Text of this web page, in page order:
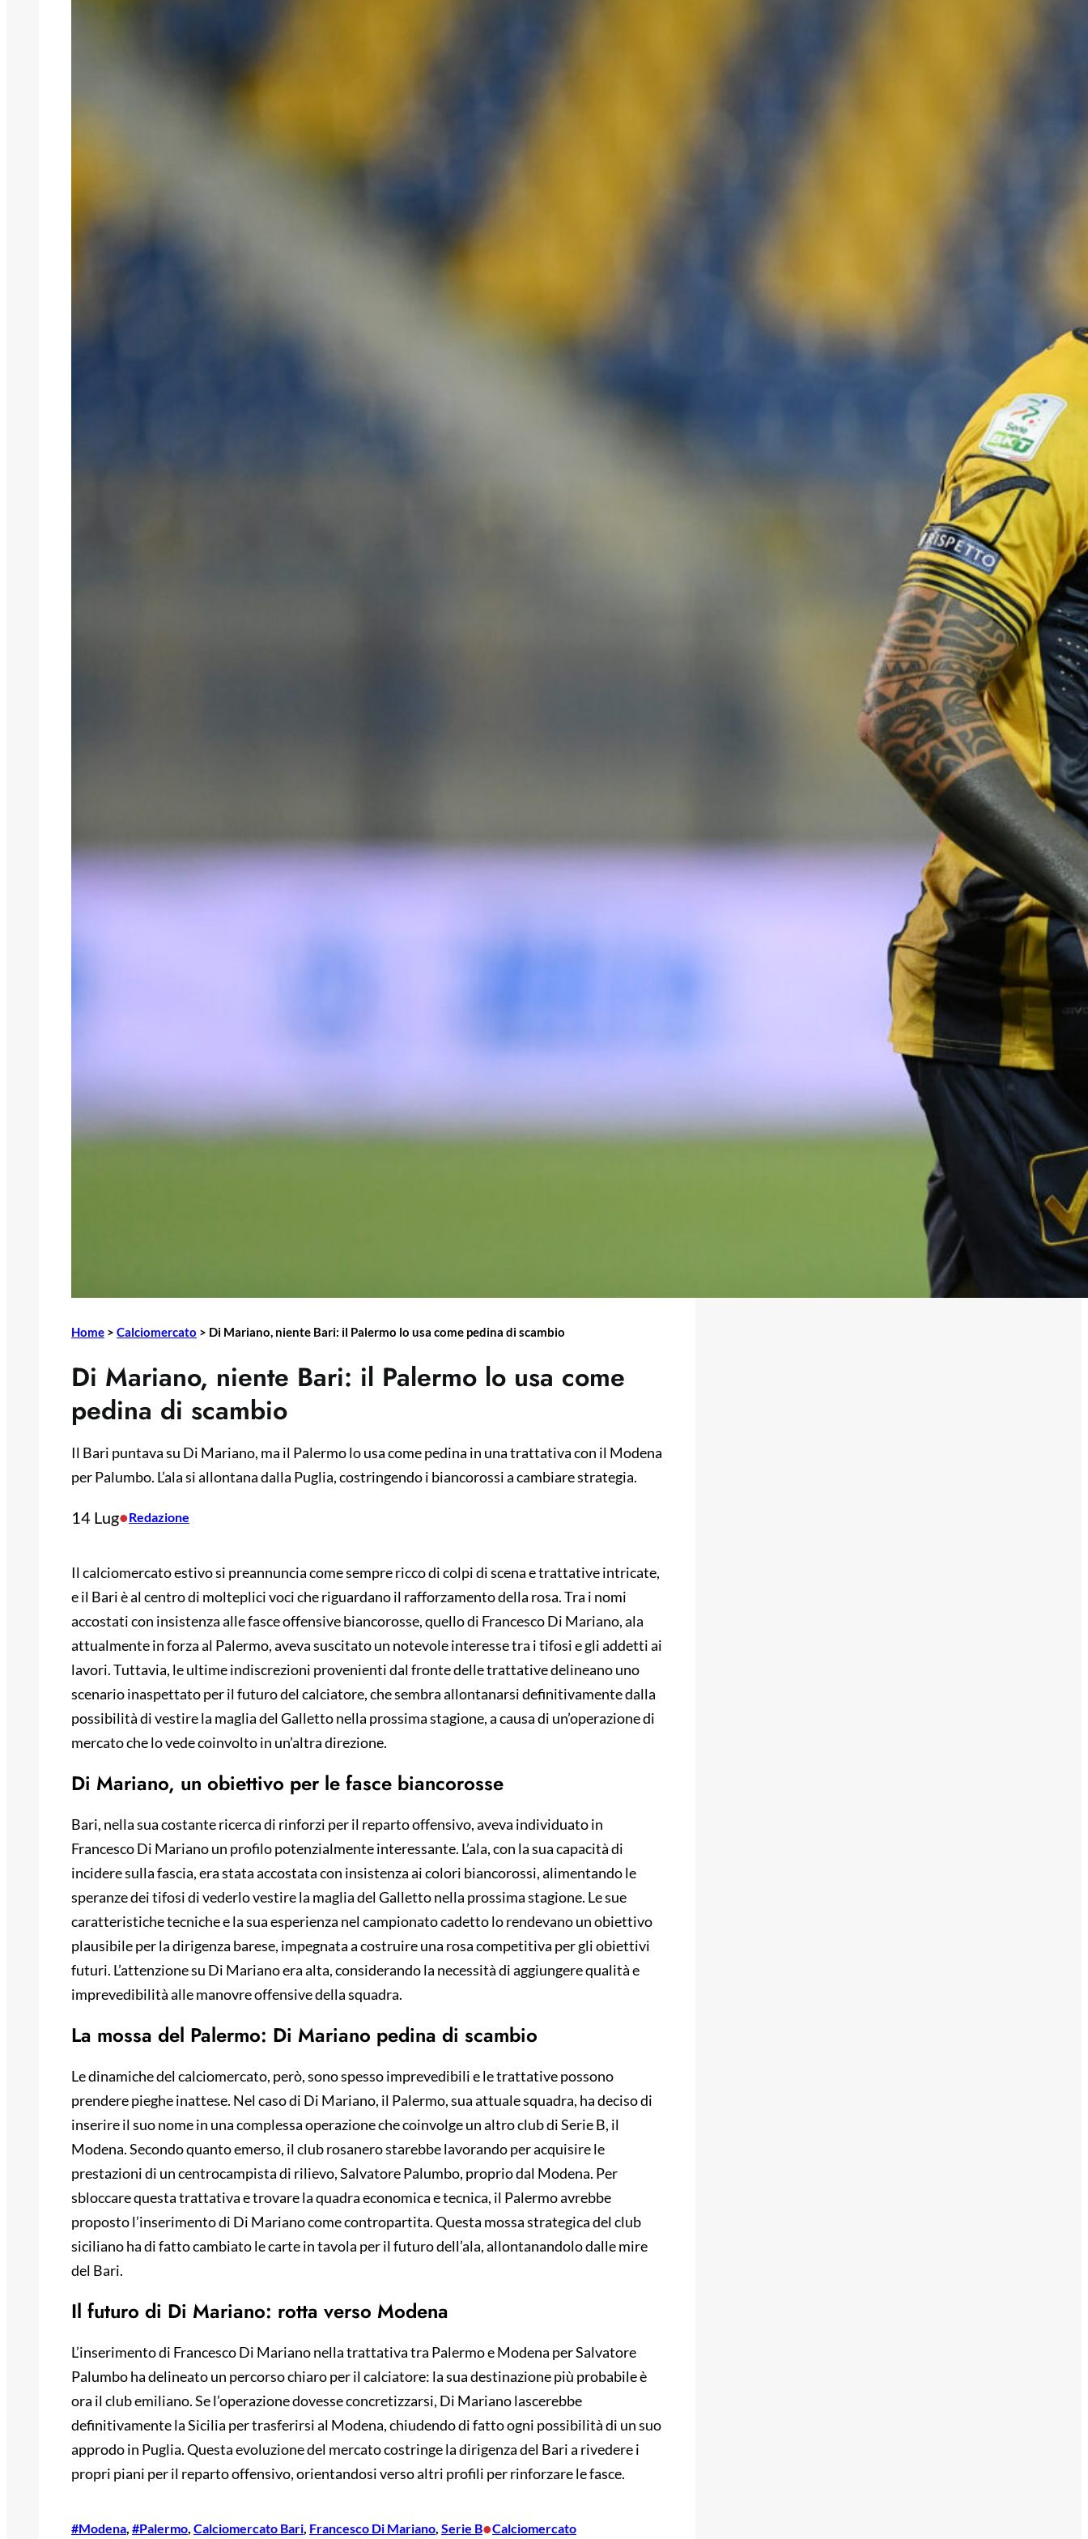
Home > Calciomercato > Di Mariano, niente Bari: il Palermo lo usa come pedina di scambio
Di Mariano, niente Bari: il Palermo lo usa come
pedina di scambio
Il Bari puntava su Di Mariano, ma il Palermo lo usa come pedina in una trattativa con il Modena
per Palumbo. L’ala si allontana dalla Puglia, costringendo i biancorossi a cambiare strategia.
14 Lug•Redazione
Il calciomercato estivo si preannuncia come sempre ricco di colpi di scena e trattative intricate,
e il Bari è al centro di molteplici voci che riguardano il rafforzamento della rosa. Tra i nomi
accostati con insistenza alle fasce offensive biancorosse, quello di Francesco Di Mariano, ala
attualmente in forza al Palermo, aveva suscitato un notevole interesse tra i tifosi e gli addetti ai
lavori. Tuttavia, le ultime indiscrezioni provenienti dal fronte delle trattative delineano uno
scenario inaspettato per il futuro del calciatore, che sembra allontanarsi definitivamente dalla
possibilità di vestire la maglia del Galletto nella prossima stagione, a causa di un’operazione di
mercato che lo vede coinvolto in un’altra direzione.
Di Mariano, un obiettivo per le fasce biancorosse
Bari, nella sua costante ricerca di rinforzi per il reparto offensivo, aveva individuato in
Francesco Di Mariano un profilo potenzialmente interessante. L’ala, con la sua capacità di
incidere sulla fascia, era stata accostata con insistenza ai colori biancorossi, alimentando le
speranze dei tifosi di vederlo vestire la maglia del Galletto nella prossima stagione. Le sue
caratteristiche tecniche e la sua esperienza nel campionato cadetto lo rendevano un obiettivo
plausibile per la dirigenza barese, impegnata a costruire una rosa competitiva per gli obiettivi
futuri. L’attenzione su Di Mariano era alta, considerando la necessità di aggiungere qualità e
imprevedibilità alle manovre offensive della squadra.
La mossa del Palermo: Di Mariano pedina di scambio
Le dinamiche del calciomercato, però, sono spesso imprevedibili e le trattative possono
prendere pieghe inattese. Nel caso di Di Mariano, il Palermo, sua attuale squadra, ha deciso di
inserire il suo nome in una complessa operazione che coinvolge un altro club di Serie B, il
Modena. Secondo quanto emerso, il club rosanero starebbe lavorando per acquisire le
prestazioni di un centrocampista di rilievo, Salvatore Palumbo, proprio dal Modena. Per
sbloccare questa trattativa e trovare la quadra economica e tecnica, il Palermo avrebbe
proposto l’inserimento di Di Mariano come contropartita. Questa mossa strategica del club
siciliano ha di fatto cambiato le carte in tavola per il futuro dell’ala, allontanandolo dalle mire
del Bari.
Il futuro di Di Mariano: rotta verso Modena
L’inserimento di Francesco Di Mariano nella trattativa tra Palermo e Modena per Salvatore
Palumbo ha delineato un percorso chiaro per il calciatore: la sua destinazione più probabile è
ora il club emiliano. Se l’operazione dovesse concretizzarsi, Di Mariano lascerebbe
definitivamente la Sicilia per trasferirsi al Modena, chiudendo di fatto ogni possibilità di un suo
approdo in Puglia. Questa evoluzione del mercato costringe la dirigenza del Bari a rivedere i
propri piani per il reparto offensivo, orientandosi verso altri profili per rinforzare le fasce.
#Modena, #Palermo, Calciomercato Bari, Francesco Di Mariano, Serie B•Calciomercato